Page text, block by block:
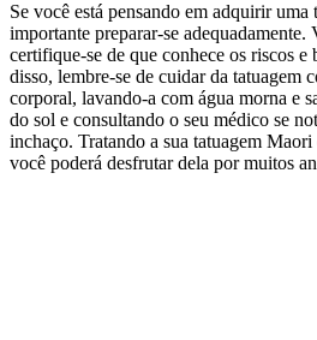
Se você está pensando em adquirir
importante preparar-se adequadamente.
certifique-se de que conhece os riscos
disso, lembre-se de cuidar da tatuagem
corporal, lavando-a com água morna e
do sol e consultando o seu médico se
inchaço. Tratando a sua tatuagem
você poderá desfrutar dela por muitos